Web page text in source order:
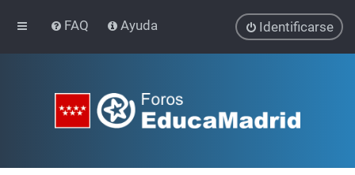
FAQ Ayuda Identificarse